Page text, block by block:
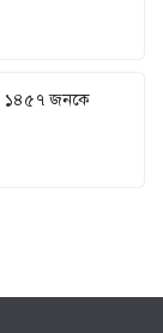
১৪৫৭ জনকে